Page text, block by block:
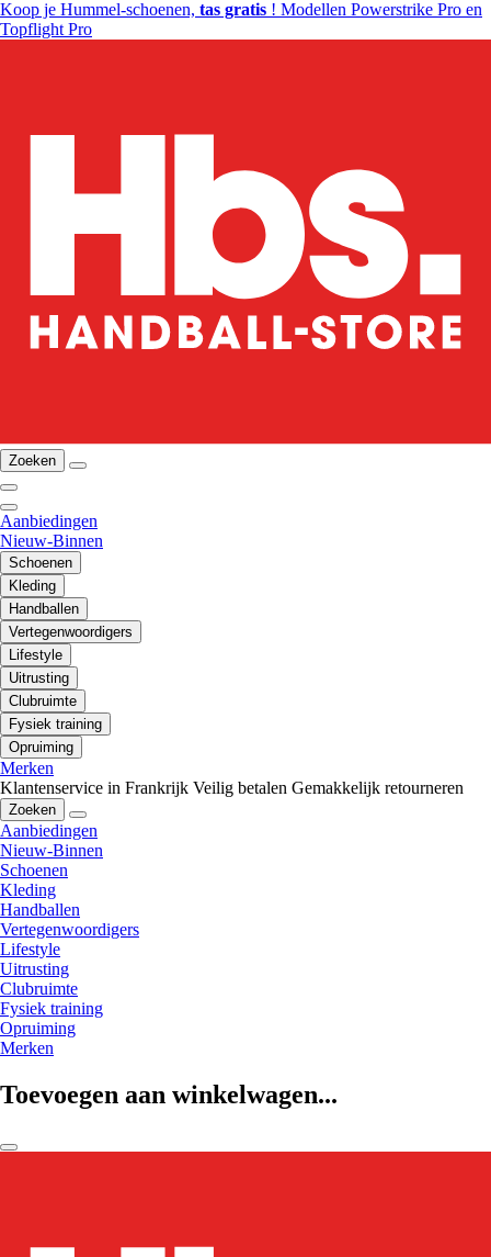
Koop je Hummel-schoenen, tas gratis ! Modellen Powerstrike Pro en
Topflight Pro
Zoeken
Aanbiedingen
Nieuw-Binnen
Schoenen
Kleding
Handballen
Vertegenwoordigers
Lifestyle
Uitrusting
Clubruimte
Fysiek training
Opruiming
Merken
Klantenservice in Frankrijk Veilig betalen Gemakkelijk retourneren
Zoeken
Aanbiedingen
Nieuw-Binnen
Schoenen
Kleding
Handballen
Vertegenwoordigers
Lifestyle
Uitrusting
Clubruimte
Fysiek training
Opruiming
Merken
Toevoegen aan winkelwagen...